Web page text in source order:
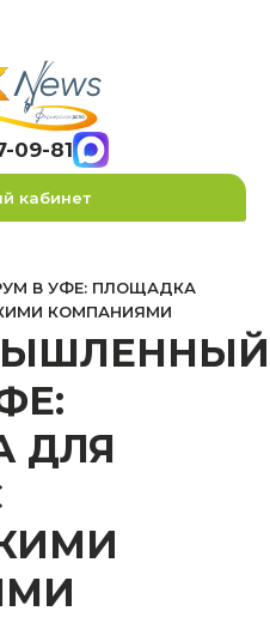
09-81
кабинет
В УФЕ: ПЛОЩАДКА
КОМПАНИЯМИ
ДЛЯ